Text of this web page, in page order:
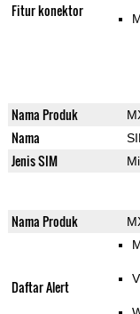
Fitur konektor
Nama Produk
Nama
Jenis SIM
Nama Produk
Daftar Alert